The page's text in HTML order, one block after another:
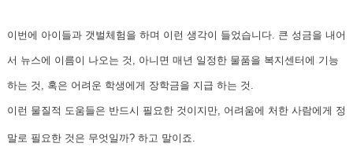
이번에 아이들과 갯벌체험을 하며 이런 생각이 들었습니다. 큰 성금을 내어
서 뉴스에 이름이 나오는 것, 아니면 매년 일정한 물품을 복지센터에 기능
하는 것, 혹은 어려운 학생에게 장학금을 지급 하는 것.
이런 물질적 도움들은 반드시 필요한 것이지만, 어려움에 처한 사람에게 정
말로 필요한 것은 무엇일까? 하고 말이죠.